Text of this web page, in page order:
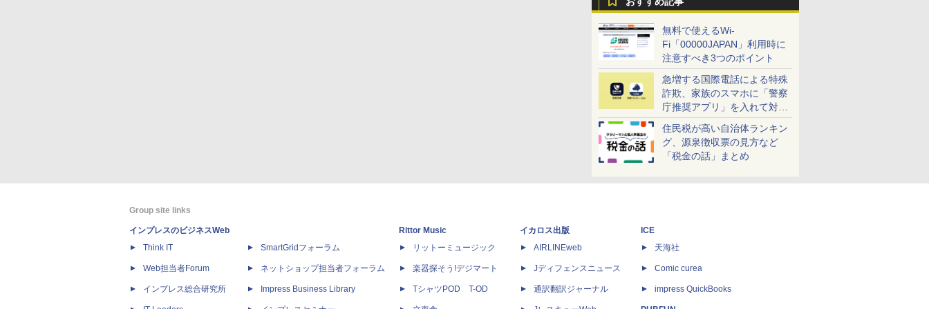
無料で使えるWi-
Fi「00000JAPAN」利用時に
注意すべき3つのポイント
急増する国際電話による特殊
詐欺、家族のスマホに「警察
庁推奨アプリ」を入れて対策
しよう！
住民税が高い自治体ランキン
グ、源泉徴収票の見方など
「税金の話」まとめ
Group site links
インプレスのビジネスWeb
Think IT
Web担当者Forum
インプレス総合研究所
SmartGridフォーラム
ネットショップ担当者フォーラム
Impress Business Library
Rittor Music
リットーミュージック
楽器探そう!デジマート
TシャツPOD T-OD
イカロス出版
AIRLINEweb
Jディフェンスニュース
通訳翻訳ジャーナル
ICE
天海社
Comic curea
impress QuickBooks